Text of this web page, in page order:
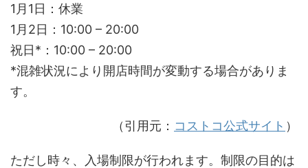
1月1日：休業
1月2日：10:00 – 20:00
祝日*：10:00 – 20:00
*混雑状況により開店時間が変動する場合がありま
す。
（引用元： コストコ公式サイト ）
ただし時々、入場制限が行われます。制限の目的は